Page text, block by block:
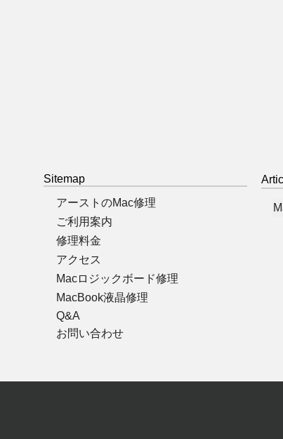
Sitemap
アーストのMac修理
ご利用案内
修理料金
アクセス
Macロジックボード修理
MacBook液晶修理
Q&A
お問い合わせ